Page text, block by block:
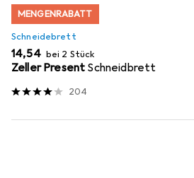
MENGENRABATT
Schneidebrett
EUR
14,54 bei 2 Stück
Zeller Present Schneidbrett
204